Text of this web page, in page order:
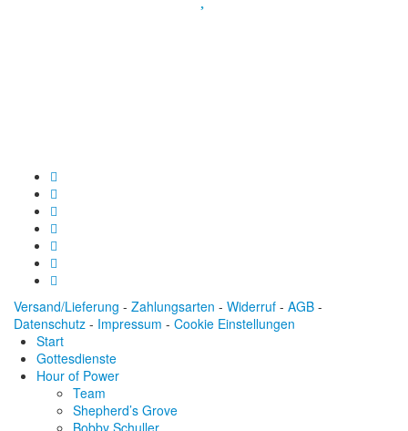
Versand/Lieferung - Zahlungsarten - Widerruf - AGB -
Datenschutz - Impressum - Cookie Einstellungen
Start
Gottesdienste
Hour of Power
Team
Shepherd’s Grove
Bobby Schuller